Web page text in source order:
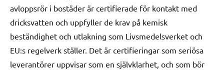
avloppsrör i bostäder är certifierade för kontakt med
dricksvatten och uppfyller de krav på kemisk
beständighet och utlakning som Livsmedelsverket och
EU:s regelverk ställer. Det är certifieringar som seriösa
leverantörer uppvisar som en självklarhet, och som bör